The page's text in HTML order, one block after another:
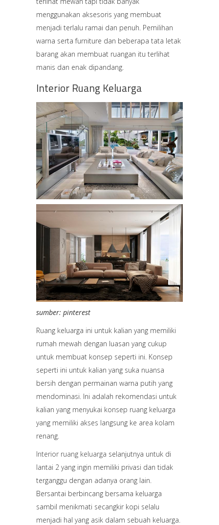
menggunakan aksesoris yang membuat
menjadi terlalu ramai dan penuh. Pemilihan
warna serta furniture dan beberapa tata letak
barang akan membuat ruangan itu terlihat
manis dan enak dipandang.
Interior Ruang Keluarga
sumber: pinterest
Ruang keluarga ini untuk kalian yang memiliki
rumah mewah dengan luasan yang cukup
untuk membuat konsep seperti ini. Konsep
seperti ini untuk kalian yang suka nuansa
bersih dengan permainan warna putih yang
mendominasi. Ini adalah rekomendasi untuk
kalian yang menyukai konsep ruang keluarga
yang memiliki akses langsung ke area kolam
renang.
Interior ruang keluarga selanjutnya untuk di
lantai 2 yang ingin memiliki privasi dan tidak
terganggu dengan adanya orang lain.
Bersantai berbincang bersama keluarga
sambil menikmati secangkir kopi selalu
menjadi hal yang asik dalam sebuah keluarga.